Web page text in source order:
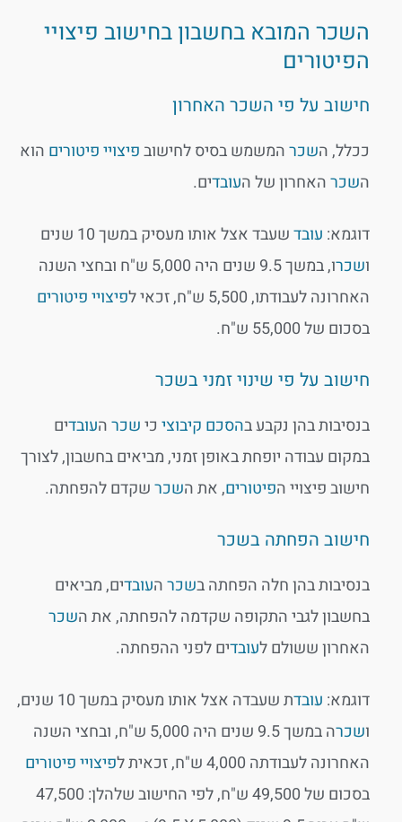
השכר המובא בחשבון בחישוב פיצויי
הפיטורים
חישוב על פי השכר האחרון
ככלל, השכרהמשמש בסיס לחישובפיצויי פיטוריםהוא
השכרהאחרון של העובדים.
דוגמא:עובד
שעבד אצל אותו מעסיק במשך 10 שנים
שכר
ו, במשך 9.5 שנים היה 5,000 ש"ח ובחצי השנה
האחרונה לעבודתו, 5,500 ש"ח, זכאי ל
פיצויי פיטורים
בסכום של 55,000 ש"ח.
חישוב על פי שינוי זמני בשכר
בנסיבות בהן נקבע בהסכם קיבוציכישכרהעובדים
במקום עבודה יופחת באופן זמני, מביאים בחשבון, לצורך
חישוב פיצויי הפיטורים, את השכרשקדם להפחתה.
חישוב הפחתה בשכר
בנסיבות בהן חלה הפחתה בשכרהעובדים, מביאים
בחשבון לגבי התקופה שקדמה להפחתה, את השכר
האחרון ששולם לעובדים לפני ההפחתה.
דוגמא:עובד
ת שעבדה אצל אותו מעסיק במשך 10 שנים,
שכר
ה במשך 9.5 שנים היה 5,000 ש"ח, ובחצי השנה
האחרונה לעבודתה 4,000 ש"ח, זכאית ל
פיצויי פיטורים
בסכום של 49,500 ש"ח, לפי החישוב שלהלן: 47,500